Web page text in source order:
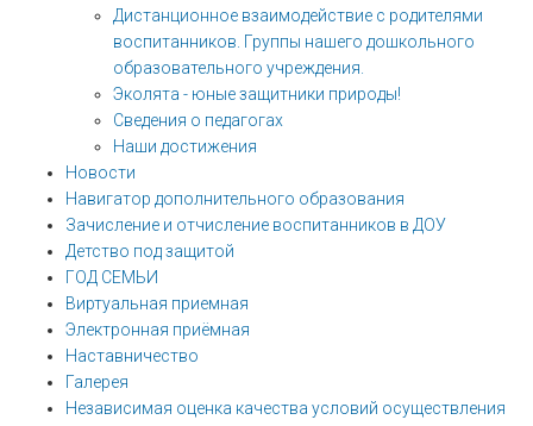
Дистанционное взаимодействие с родителями
воспитанников. Группы нашего дошкольного
образовательного учреждения.
Эколята - юные защитники природы!
Сведения о педагогах
Наши достижения
Новости
Навигатор дополнительного образования
Зачисление и отчисление воспитанников в ДОУ
Детство под защитой
ГОД СЕМЬИ
Виртуальная приемная
Электронная приёмная
Наставничество
Галерея
Независимая оценка качества условий осуществления